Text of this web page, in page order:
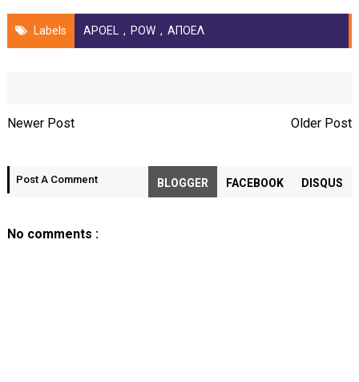
Labels APOEL , POW , ΑΠΟΕΛ
Newer Post Older Post
Post A Comment BLOGGER FACEBOOK DISQUS
No comments :